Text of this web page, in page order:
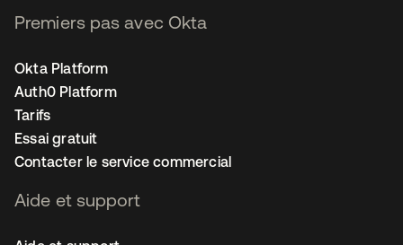
Premiers pas avec Okta
Okta Platform
Auth0 Platform
Tarifs
Essai gratuit
Contacter le service commercial
Aide et support